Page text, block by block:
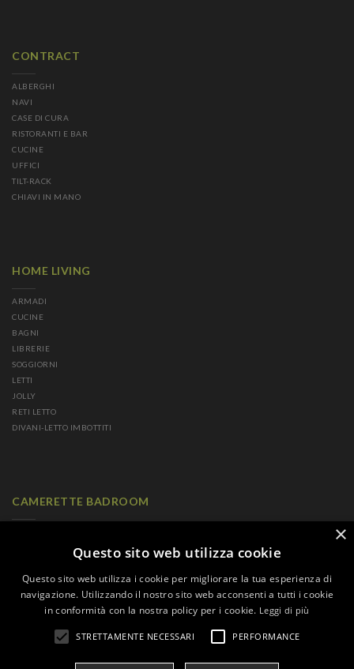
CONTRACT
ALBERGHI
NAVI
CASE DI CURA
RISTORANTI E BAR
CUCINE
UFFICI
TILT-RACK
CHIAVI IN MANO
HOME LIVING
ARMADI
CUCINE
BAGNI
LIBRERIE
SOGGIORNI
LETTI
JOLLY
RETI LETTO
DIVANI-LETTO IMBOTTITI
CAMERETTE BADROOM
CAMERETTE CON LETTI SCORREVOLI
CAMERETTE CON LETTI A CASTELLO
CAMERETTE CON LETTI MINI CASTELLO
CAMERETTE CON LETTI PENSILI
CAMERETTE PER SINGLE
CAMERETTE CON LETTI A TERRA
×
Questo sito web utilizza cookie
Questo sito web utilizza i cookie per migliorare la tua esperienza di
navigazione. Utilizzando il nostro sito web acconsenti a tutti i cookie
in conformità con la nostra policy per i cookie. Leggi di più
STRETTAMENTE NECESSARI PERFORMANCE